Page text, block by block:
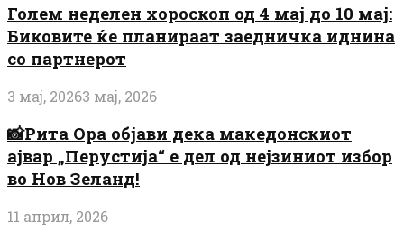
Голем неделен хороскоп од 4 мај до 10 мај:
Биковите ќе планираат заедничка иднина
со партнерот
3 мај, 20263 мај, 2026
📸Рита Ора објави дека македонскиот
ајвар „Перустија“ е дел од нејзиниот избор
во Нов Зеланд!
11 април, 2026